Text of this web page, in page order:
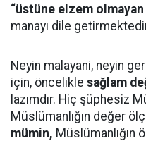
“üstüne elzem olmayan
manayı dile
Neyin malayani, neyin
için, öncelikle sağlam
lazımdır. Hiç şüphesiz
Müslümanlığın değer
mümin, Müslümanlığın